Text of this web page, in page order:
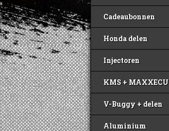
Cadeaubonnen
Honda delen
Injectoren
KMS + MAXXECU
V-Buggy + delen
Aluminium